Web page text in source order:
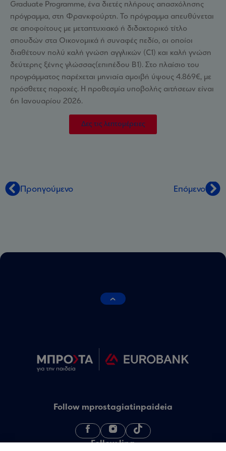
Graduate Programme, ένα διετές πλήρους απασχόλησης
πρόγραμμα, στη Φρανκφούρτη. Το πρόγραμμα απευθύνεται
σε αποφοίτους με μεταπτυχιακό ή διδακτορικό τίτλο
σπουδών στα Οικονομικά ή συναφές πεδίο, οι οποίοι
διαθέτουν πολύ καλή γνώση αγγλικών (C1) και καλή γνώση
δεύτερης ξένης γλώσσας(επιπέδου B1). Στο πλαίσιο του
προγράμματος παρέχεται μηνιαία αμοιβή ύψους 4.869€, με
πρόσθετες παροχές. Η προθεσμία υποβολής αιτήσεων είναι
6η Ιανουαρίου 2026.
Δες τις λεπτομέρειες
Προηγούμενο Επόμενο
Follow mprostagiatinpaideia
Follow linq